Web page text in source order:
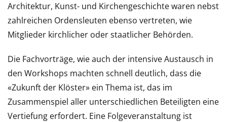
Architektur, Kunst- und Kirchengeschichte waren nebst
zahlreichen Ordensleuten ebenso vertreten, wie
Mitglieder kirchlicher oder staatlicher Behörden.
Die Fachvorträge, wie auch der intensive Austausch in
den Workshops machten schnell deutlich, dass die
«Zukunft der Klöster» ein Thema ist, das im
Zusammenspiel aller unterschiedlichen Beteiligten eine
Vertiefung erfordert. Eine Folgeveranstaltung ist